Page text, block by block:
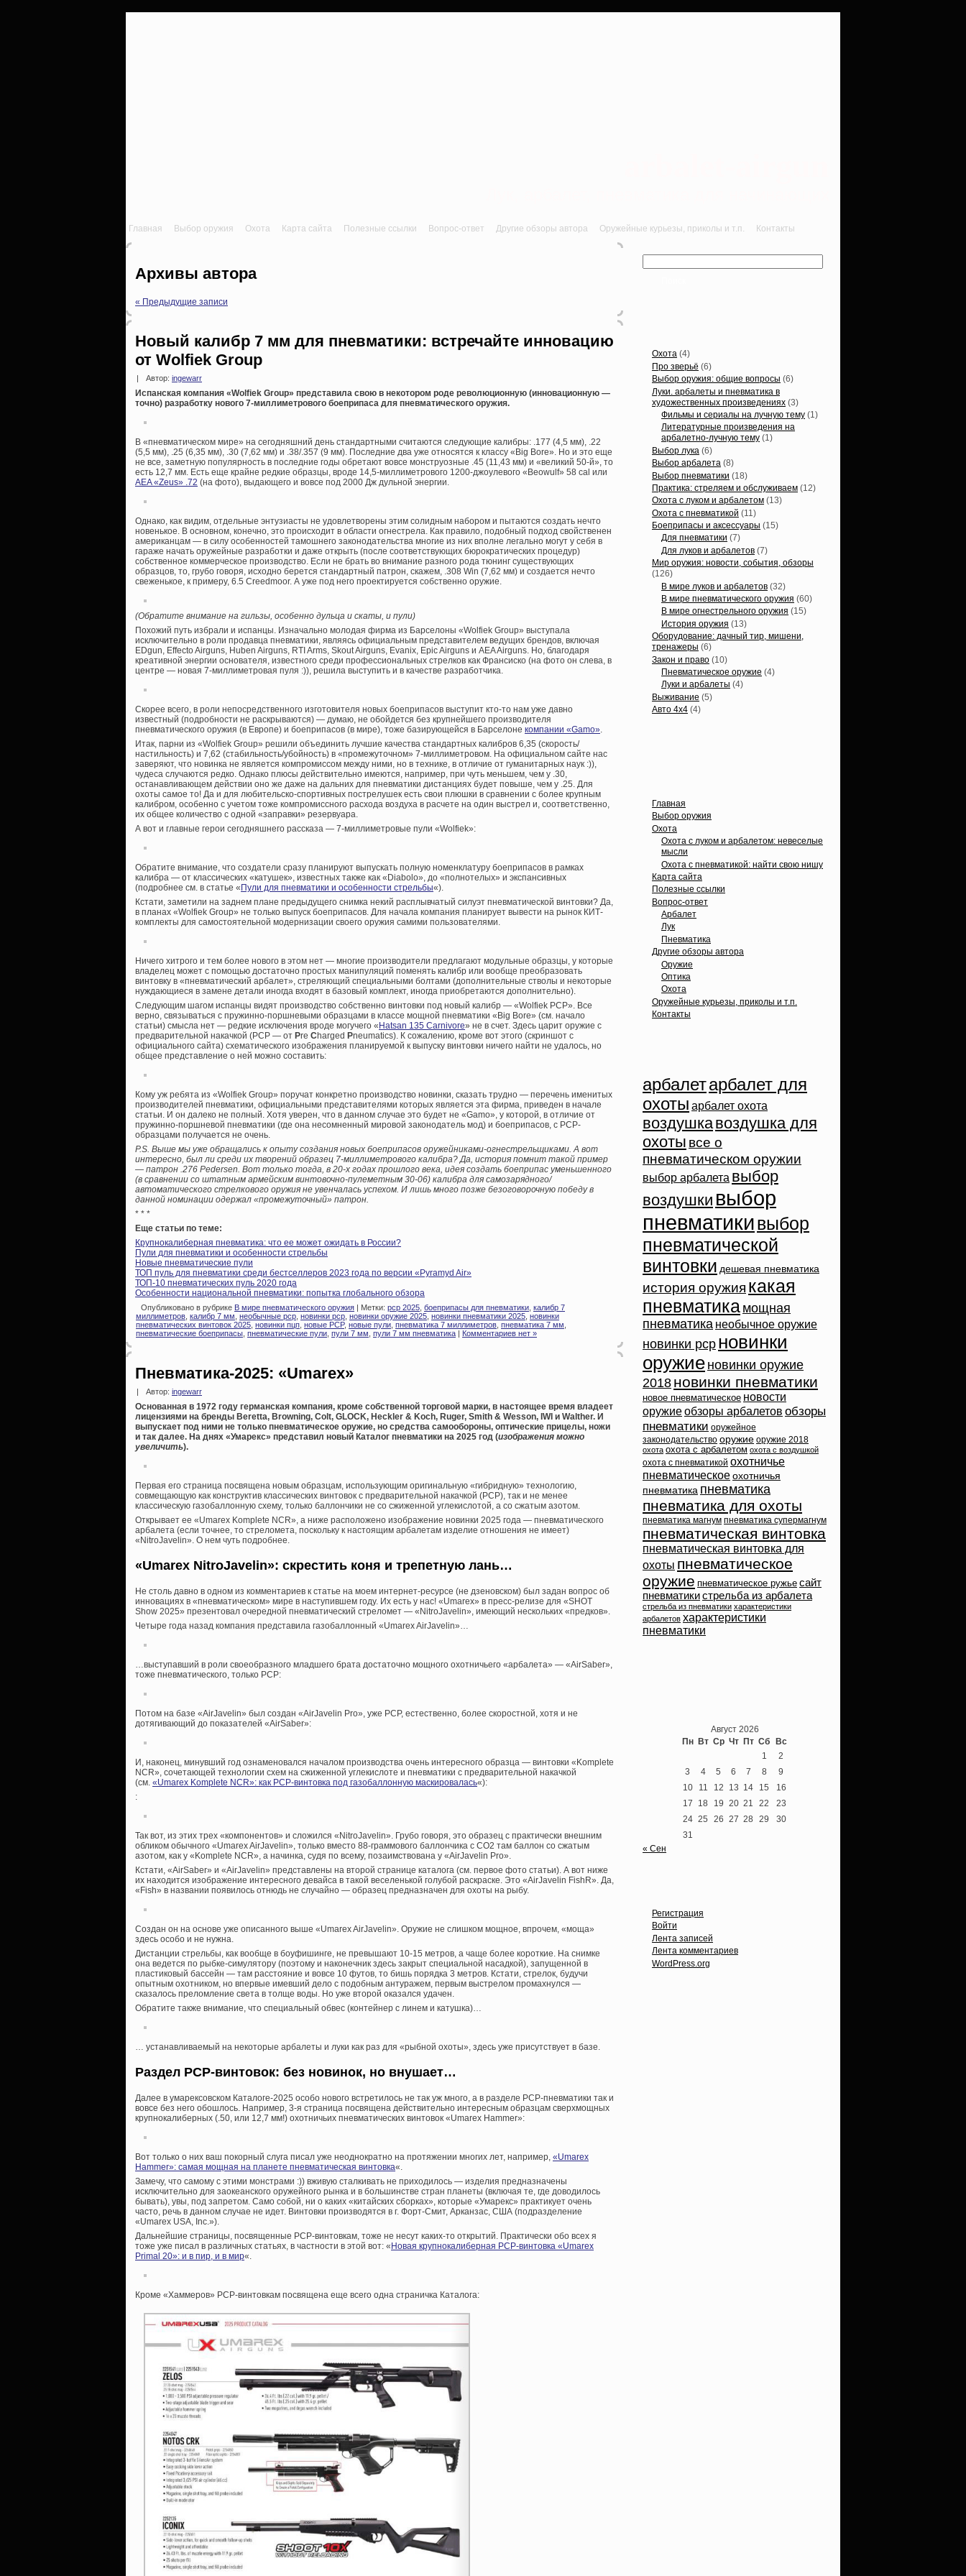
Главная Выбор оружия Охота Карта сайта Полезные ссылки Вопрос-ответ Другие обзоры автора Оружейные курьезы, приколы и т.п. Контакты
Архивы автора
« Предыдущие записи
Новый калибр 7 мм для пневматики: встречайте инновацию
от Wolfiek Group
Автор: ingewarr
Испанская компания «Wolfiek Group» представила свою в некотором роде революционную (инновационную —
точно) разработку нового 7-миллиметрового боеприпаса для пневматического оружия.
В «пневматическом мире» на сегодняшний день стандартными считаются следующие калибры: .177 (4,5 мм), .22
(5,5 мм), .25 (6,35 мм), .30 (7,62 мм) и .38/.357 (9 мм). Последние два уже относятся к классу «Big Bore». Но и это еще
не все, заметную популярность в последние годы обретают вовсе монструозные .45 (11,43 мм) и «великий 50-й», то
есть 12,7 мм. Есть еще крайне редкие образцы, вроде 14,5-миллиметрового 1200-джоулевого «Beowulf» 58 cal или
AEA «Zeus» .72 (на фото), выдающего и вовсе под 2000 Дж дульной энергии.
Однако, как видим, отдельные энтузиасты не удовлетворены этим солидным набором и пытаются создать нечто
новенькое. В основном, конечно, это происходит в области огнестрела. Как правило, подобный подход свойственен
американцам — в силу особенностей тамошнего законодательства многие из них вполне легально могут у себя в
гараже начать оружейные разработки и даже открыть (после соответствующих бюрократических процедур)
собственное коммерческое производство. Если не брать во внимание разного рода тюнинг существующих
образцов, то, грубо говоря, исходно берется стандартный патрон, скажем, .308 Win (7,62 мм) и создается нечто
свеженькое, к примеру, 6.5 Creedmoor. А уже под него проектируется собственно оружие.
(Обратите внимание на гильзы, особенно дульца и скаты, и пули)
Похожий путь избрали и испанцы. Изначально молодая фирма из Барселоны «Wolfiek Group» выступала
исключительно в роли продавца пневматики, являясь официальным представителем ведущих брендов, включая
EDgun, Effecto Airguns, Huben Airguns, RTI Arms, Skout Airguns, Evanix, Epic Airguns и AEA Airguns. Но, благодаря
креативной энергии основателя, известного среди профессиональных стрелков как Франсиско (на фото он слева, в
центре — новая 7-миллиметровая пуля :)), решила выступить и в качестве разработчика.
Скорее всего, в роли непосредственного изготовителя новых боеприпасов выступит кто-то нам уже давно
известный (подробности не раскрываются) — думаю, не обойдется без крупнейшего производителя
пневматического оружия (в Европе) и боеприпасов (в мире), тоже базирующейся в Барселоне компании «Gamo».
Итак, парни из «Wolfiek Group» решили объединить лучшие качества стандартных калибров 6,35 (скорость/
настильность) и 7,62 (стабильность/убойность) в «промежуточном» 7-миллиметровом. На официальном сайте нас
заверяют, что новинка не является компромиссом между ними, но в технике, в отличие от гуманитарных наук :)),
чудеса случаются редко. Однако плюсы действительно имеются, например, при чуть меньшем, чем у .30,
останавливающем действии оно же даже на дальних для пневматики дистанциях будет повыше, чем у .25. Для
охоты самое то! Да и для любительско-спортивных пострелушек есть свои плюшки в сравнении с более крупным
калибром, особенно с учетом тоже компромиссного расхода воздуха в расчете на один выстрел и, соответственно,
их общее количество с одной «заправки» резервуара.
А вот и главные герои сегодняшнего рассказа — 7-миллиметровые пули «Wolfiek»:
Обратите внимание, что создатели сразу планируют выпускать полную номенклатуру боеприпасов в рамках
калибра — от классических «катушек», известных также как «Diabolo», до «полнотелых» и экспансивных
(подробнее см. в статье « Пули для пневматики и особенности стрельбы«).
Кстати, заметили на заднем плане предыдущего снимка некий расплывчатый силуэт пневматической винтовки? Да,
в планах «Wolfiek Group» не только выпуск боеприпасов. Для начала компания планирует вывести на рынок КИТ-
комплекты для самостоятельной модернизации своего оружия самими пользователями.
Ничего хитрого и тем более нового в этом нет — многие производители предлагают модульные образцы, у которые
владелец может с помощью достаточно простых манипуляций поменять калибр или вообще преобразовать
винтовку в «пневматический арбалет», стреляющий специальными болтами (дополнительные стволы и некоторые
нуждающиеся в замене детали иногда входят в базовый комплект, иногда приобретаются дополнительно).
Следующим шагом испанцы видят производство собственно винтовки под новый калибр — «Wolfiek PCP». Все
верно, связываться с пружинно-поршневыми образцами в классе мощной пневматики «Big Bore» (см. начало
статьи) смысла нет — редкие исключения вроде могучего « Hatsan 135 Carnivore» не в счет. Здесь царит оружие с
предварительной накачкой (PCP — от Pre C harged Pneumatics). К сожалению, кроме вот этого (скриншот с
официального сайта) схематического изображения планируемой к выпуску винтовки ничего найти не удалось, но
общее представление о ней можно составить:
Кому уж ребята из «Wolfiek Group» поручат конкретно производство новинки, сказать трудно — перечень именитых
производителей пневматики, официальными представителями которых является эта фирма, приведен в начале
статьи. И он далеко не полный. Хотя уверен, что в данном случае это будет не «Gamo», у которой, в отличие от
пружинно-поршневой пневматики (где она несомненный мировой законодатель мод) и боеприпасов, с PCP-
образцами получается не очень.
P.S. Выше мы уже обращались к опыту создания новых боеприпасов оружейниками-огнестрельщиками. А вот
интересно, был ли среди их творений образец 7-миллиметрового калибра? Да, история помнит такой пример
— патрон .276 Pedersen. Вот только тогда, в 20-х годах прошлого века, идея создать боеприпас уменьшенного
(в сравнении со штатным армейским винтовочно-пулеметным 30-06) калибра для самозарядного/
автоматического стрелкового оружия не увенчалась успехом. И лишь много позже безоговорочную победу в
данной номинации одержал «промежуточный» патрон.
* * *
Еще статьи по теме:
Крупнокалиберная пневматика: что ее может ожидать в России?
Пули для пневматики и особенности стрельбы
Новые пневматические пули
ТОП пуль для пневматики среди бестселлеров 2023 года по версии «Pyramyd Air»
ТОП-10 пневматических пуль 2020 года
Особенности национальной пневматики: попытка глобального обзора
Опубликовано в рубрике В мире пневматического оружия | Метки: pcp 2025 боеприпасы для пневматики калибр 7
миллиметров калибр 7 мм необычные pcp новинки pcp новинки оружие 2025 новинки пневматики 2025 новинки
пневматических винтовок 2025 новинки пцп новые PCP, новые пули пневматика 7 миллиметров пневматика 7 мм
пневматические боеприпасы пневматические пули пули 7 мм пули 7 мм пневматика Комментариев нет »
Пневматика-2025: «Umarex»
| Автор: ingewarr
Основанная в 1972 году германская компания, кроме собственной торговой марки, в настоящее время владеет
лицензиями на бренды Beretta, Browning, Colt, GLOCK, Heckler & Koch, Ruger, Smith & Wesson, IWI и Walther. И
выпускает под ними не только пневматическое оружие, но средства самообороны, оптические прицелы, ножи
и так далее. На днях «Умарекс» представил новый Каталог пневматики на 2025 год (изображения можно
увеличить).
Первая его страница посвящена новым образцам, использующим оригинальную «гибридную» технологию,
совмещающую как конструктив классических винтовок с предварительной накачкой (PCP), так и не менее
классическую газобаллонную схему, только баллончики не со сжиженной углекислотой, а со сжатым азотом.
Открывает ее «Umarex Komplete NCR», а ниже расположено изображение новинки 2025 года — пневматического
арбалета (если точнее, то стреломета, поскольку к настоящим арбалетам изделие отношения не имеет)
«NitroJavelin». О нем чуть подробнее.
«Umarex NitroJavelin»: скрестить коня и трепетную лань…
Не столь давно в одном из комментариев к статье на моем интернет-ресурсе (не дзеновском) был задан вопрос об
инновациях в «пневматическом» мире в наступившем году. Их есть у нас! «Umarex» в пресс-релизе для «SHOT
Show 2025» презентовал очередной пневматический стреломет — «NitroJavelin», имеющий нескольких «предков».
Четыре года назад компания представила газобаллонный «Umarex AirJavelin»…
…выступавший в роли своеобразного младшего брата достаточно мощного охотничьего «арбалета» — «AirSaber»,
тоже пневматического, только PCP:
Потом на базе «AirJavelin» был создан «AirJavelin Pro», уже PCP, естественно, более скоростной, хотя и не
дотягивающий до показателей «AirSaber»:
И, наконец, минувший год ознаменовался началом производства очень интересного образца — винтовки «Komplete
NCR», сочетающей технологии схем на сжиженной углекислоте и пневматики с предварительной накачкой
(см. «Umarex Komplete NCR»: как PCP-винтовка под газобаллонную маскировалась«):
:
Так вот, из этих трех «компонентов» и сложился «NitroJavelin». Грубо говоря, это образец с практически внешним
обликом обычного «Umarex AirJavelin», только вместо 88-граммового баллончика с СО2 там баллон со сжатым
азотом, как у «Komplete NCR», а начинка, судя по всему, позаимствована у «AirJavelin Pro».
Кстати, «AirSaber» и «AirJavelin» представлены на второй странице каталога (см. первое фото статьи). А вот ниже
их находится изображение интересного девайса в такой веселенькой голубой раскраске. Это «AirJavelin FishR». Да,
«Fish» в названии появилось отнюдь не случайно — образец предназначен для охоты на рыбу.
Создан он на основе уже описанного выше «Umarex AirJavelin». Оружие не слишком мощное, впрочем, «моща»
здесь особо и не нужна.
Дистанции стрельбы, как вообще в боуфишинге, не превышают 10-15 метров, а чаще более короткие. На снимке
она ведется по рыбке-симулятору (поэтому и наконечник здесь закрыт специальной насадкой), запущенной в
пластиковый бассейн — там расстояние и вовсе 10 футов, то бишь порядка 3 метров. Кстати, стрелок, будучи
опытным охотником, но впервые имевший дело с подобным антуражем, первым выстрелом промахнулся —
сказалось преломление света в толще воды. Но уже второй оказался удачен.
Обратите также внимание, что специальный обвес (контейнер с линем и катушка)…
… устанавливаемый на некоторые арбалеты и луки как раз для «рыбной охоты», здесь уже присутствует в базе.
Раздел PCP-винтовок: без новинок, но внушает…
Далее в умарексовском Каталоге-2025 особо нового встретилось не так уж много, а в разделе PCP-пневматики так и
вовсе без него обошлось. Например, 3-я страница посвящена действительно интересным образцам сверхмощных
крупнокалиберных (.50, или 12,7 мм!) охотничьих пневматических винтовок «Umarex Hammer»:
Вот только о них ваш покорный слуга писал уже неоднократно на протяжении многих лет, например, «Umarex
Hammer»: самая мощная на планете пневматическая винтовка«.
Замечу, что самому с этими монстрами :)) вживую сталкивать не приходилось — изделия предназначены
исключительно для заокеанского оружейного рынка и в большинстве стран планеты (включая те, где доводилось
бывать), увы, под запретом. Само собой, ни о каких «китайских сборках», которые «Умарекс» практикует очень
часто, речь в данном случае не идет. Винтовки производятся в г. Форт-Смит, Арканзас, США (подразделение
«Umarex USA, Inc.»).
Дальнейшие страницы, посвященные PCP-винтовкам, тоже не несут каких-то открытий. Практически обо всех я
тоже уже писал в различных статьях, в частности в этой вот: « Новая крупнокалиберная PCP-винтовка «Umarex
Primal 20»: и в пир, и в мир«.
Кроме «Хаммеров» PCP-винтовкам посвящена еще всего одна страничка Каталога:
Охота (4)
Про зверьё (6)
Выбор оружия: общие вопросы (6)
Луки. арбалеты и пневматика в
художественных произведениях (3)
Фильмы и сериалы на лучную тему (1)
Литературные произведения на
арбалетно-лучную тему (1)
Выбор лука (6)
Выбор арбалета (8)
Выбор пневматики (18)
Практика: стреляем и обслуживаем (12)
Охота с луком и арбалетом (13)
Охота с пневматикой (11)
Боеприпасы и аксессуары (15)
Для пневматики (7)
Для луков и арбалетов (7)
Мир оружия: новости, события, обзоры
(126)
В мире луков и арбалетов (32)
В мире пневматического оружия (60)
В мире огнестрельного оружия (15)
История оружия (13)
Оборудование: дачный тир, мишени,
тренажеры (6)
Закон и право (10)
Пневматическое оружие (4)
Луки и арбалеты (4)
Выживание (5)
Авто 4х4 (4)
Главная
Выбор оружия
Охота
Охота с луком и арбалетом: невеселые
мысли
Охота с пневматикой: найти свою нишу
Карта сайта
Полезные ссылки
Вопрос-ответ
Арбалет
Лук
Пневматика
Другие обзоры автора
Оружие
Оптика
Охота
Оружейные курьезы, приколы и т.п.
Контакты
арбалетарбалет для
охоты арбалет охота
воздушкавоздушка для
охоты все о
пневматическом оружии
выбор арбалета выбор
воздушки выбор
пневматикивыбор
пневматической
винтовки дешевая пневматика
история оружия какая
пневматика мощная
пневматика необычное оружие
новинки pcp новинки
оружие новинки оружие
2018 новинки пневматики
новое пневматическое новости
оружиеобзоры арбалетов обзоры
пневматики оружейное
законодательство оружие оружие 2018
охота охота с арбалетом охота с воздушкой
охота с пневматикой охотничье
пневматическое охотничья
пневматика пневматика
пневматика для охоты
пневматика магнум пневматика супермагнум
пневматическая винтовка
пневматическая винтовка для
охоты пневматическое
оружие пневматическое ружье сайт
пневматикистрельба из арбалета
стрельба из пневматики характеристики
арбалетов характеристики
пневматики
Август 2026
Пн Вт Ср Чт Пт Сб Вс
1
2
3
4 5 6 7 8
9
10
11 12 13 14 15
16
17
18 19 20 21 22
23
24 25 26 27 28 29
30
31
« Сен
Регистрация
Войти
Лента записей
Лента комментариев
WordPress.org